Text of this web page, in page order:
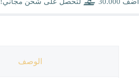
أضف 30.000 لتحصل على شحن مجاني!
الوصف